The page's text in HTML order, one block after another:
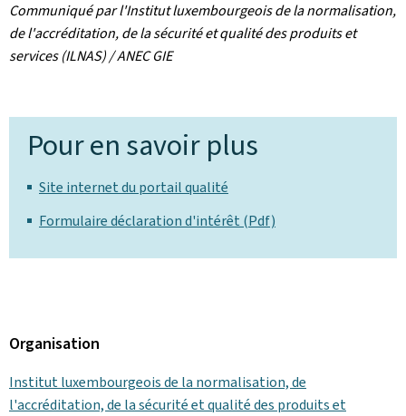
Communiqué par l'Institut luxembourgeois de la normalisation,
de l'accréditation, de la sécurité et qualité des produits et
services (ILNAS) / ANEC GIE
Pour en savoir plus
Site internet du portail qualité
Formulaire déclaration d'intérêt (Pdf)
Organisation
Institut luxembourgeois de la normalisation, de
l'accréditation, de la sécurité et qualité des produits et